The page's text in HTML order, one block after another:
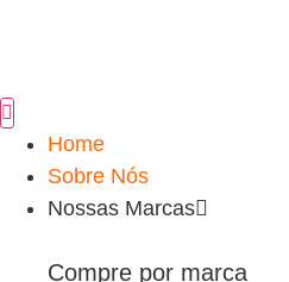
Home
Sobre Nós
Nossas Marcas
Compre por marca